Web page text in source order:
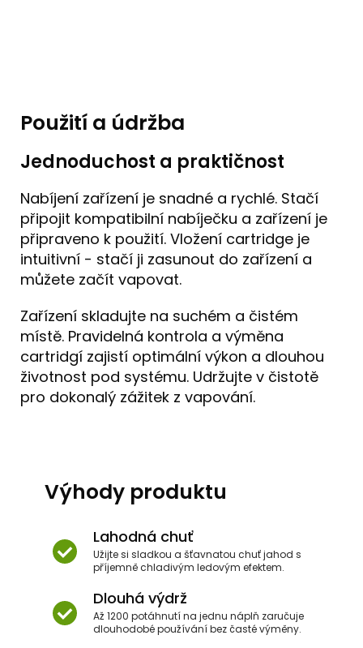
Použití a údržba
Jednoduchost a praktičnost
Nabíjení zařízení je snadné a rychlé. Stačí
připojit kompatibilní nabíječku a zařízení je
připraveno k použití. Vložení cartridge je
intuitivní - stačí ji zasunout do zařízení a
můžete začít vapovat.
Zařízení skladujte na suchém a čistém
místě. Pravidelná kontrola a výměna
cartridgí zajistí optimální výkon a dlouhou
životnost pod systému. Udržujte v čistotě
pro dokonalý zážitek z vapování.
Výhody produktu
Lahodná chuť
Užijte si sladkou a šťavnatou chuť jahod s
příjemně chladivým ledovým efektem.
Dlouhá výdrž
Až 1200 potáhnutí na jednu náplň zaručuje
dlouhodobé používání bez časté výměny.